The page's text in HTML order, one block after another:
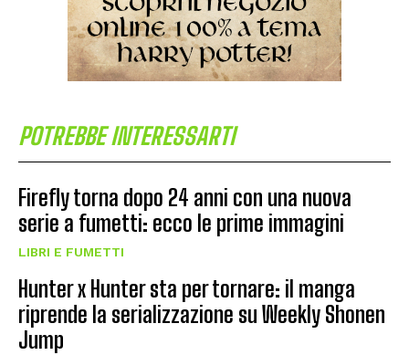
POTREBBE INTERESSARTI
Firefly torna dopo 24 anni con una nuova
serie a fumetti: ecco le prime immagini
LIBRI E FUMETTI
Hunter x Hunter sta per tornare: il manga
riprende la serializzazione su Weekly Shonen
Jump